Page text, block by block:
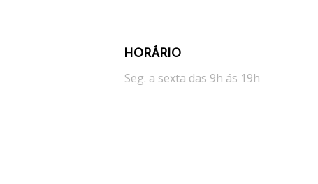
HORÁRIO
Seg. a sexta das 9h ás 19h